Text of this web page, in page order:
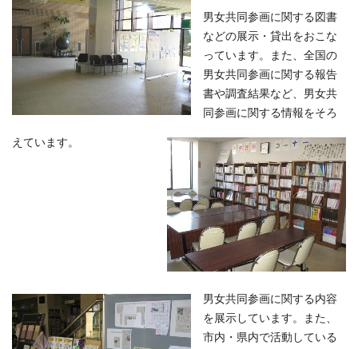
男女共同参画に関する図書
などの展示・貸出をおこな
っています。また、全国の
男女共同参画に関する報告
書や調査結果など、男女共
同参画に関する情報をそろ
えています。
男女共同参画に関する内容
を展示しています。また、
市内・県内で活動している